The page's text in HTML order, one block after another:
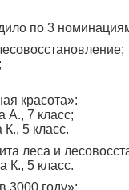
по 3
красота»:
А., 7 класс;
5 класс.
леса и
К., 5 класс.
3000 году»: